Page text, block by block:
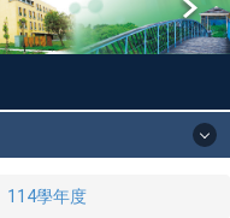
114學年度